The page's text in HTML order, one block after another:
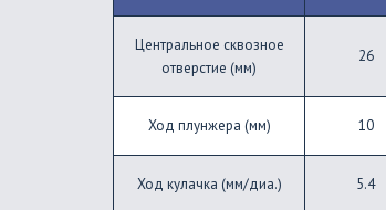
Центральное сквозное
отверстие (мм)
26
Ход плунжера (мм) 10
Ход кулачка (мм/диа.) 5.4